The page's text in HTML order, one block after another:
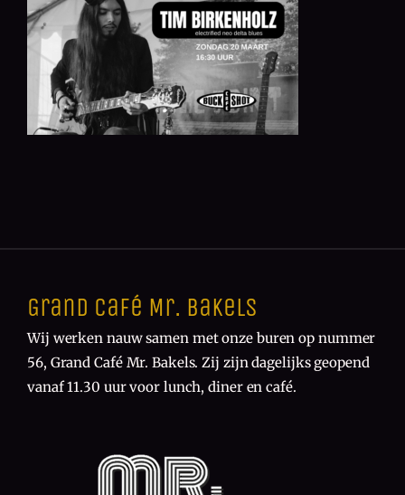
Grand Café Mr. Bakels
Wij werken nauw samen met onze buren op nummer
56, Grand Café Mr. Bakels. Zij zijn dagelijks geopend
vanaf 11.30 uur voor lunch, diner en café.